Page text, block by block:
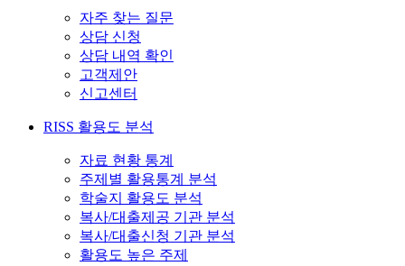
자주 찾는 질문
상담 신청
상담 내역 확인
고객제안
신고센터
RISS 활용도 분석
자료 현황 통계
주제별 활용통계 분석
학술지 활용도 분석
복사/대출제공 기관 분석
복사/대출신청 기관 분석
활용도 높은 주제